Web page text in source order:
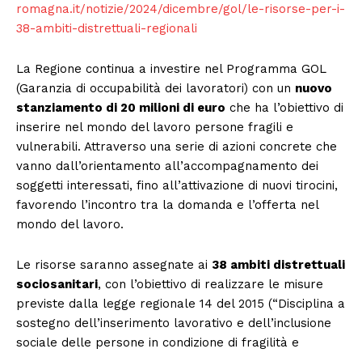
romagna.it/notizie/2024/dicembre/gol/le-risorse-per-i-
38-ambiti-distrettuali-regionali
La Regione continua a investire nel Programma GOL
(Garanzia di occupabilità dei lavoratori) con un nuovo
stanziamento di 20 milioni di euro che ha l’obiettivo di
inserire nel mondo del lavoro persone fragili e
vulnerabili. Attraverso una serie di azioni concrete che
vanno dall’orientamento all’accompagnamento dei
soggetti interessati, fino all’attivazione di nuovi tirocini,
favorendo l’incontro tra la domanda e l’offerta nel
mondo del lavoro.
Le risorse saranno assegnate ai 38 ambiti distrettuali
sociosanitari, con l’obiettivo di realizzare le misure
previste dalla legge regionale 14 del 2015 (“Disciplina a
sostegno dell’inserimento lavorativo e dell’inclusione
sociale delle persone in condizione di fragilità e